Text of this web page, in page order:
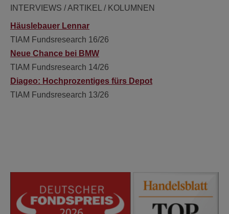
INTERVIEWS / ARTIKEL / KOLUMNEN
Häuslebauer Lennar
TIAM Fundsresearch 16/26
Neue Chance bei BMW
TIAM Fundsresearch 14/26
Diageo: Hochprozentiges fürs Depot
TIAM Fundsresearch 13/26